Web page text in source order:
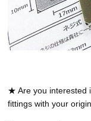
★ Are you interested
fittings with your